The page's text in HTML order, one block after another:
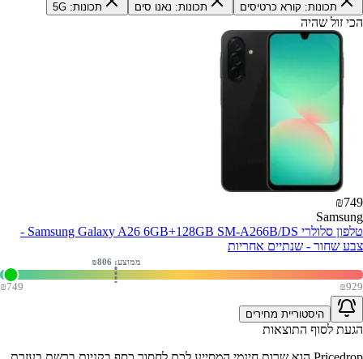
תכונות: קורא כרטיסים תכונות: נאנו סים תכונות: 5G
הכי זול שהיה
₪749
Samsung
טלפון סלולרי Samsung Galaxy A26 6GB+128GB SM-A266B/DS -
צבע שחור - שנתיים אחריות
₪749 ₪929
ממוצע: ₪ 806
היסטוריית מחירים
הגעת לסוף התוצאות